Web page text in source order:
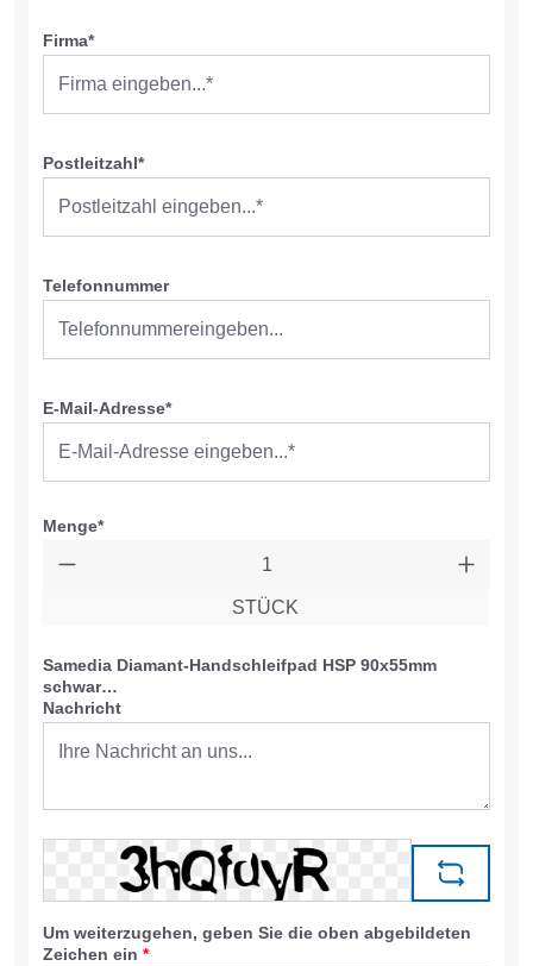
Firma*
Postleitzahl*
Telefonnummer
E-Mail-Adresse*
Menge*
STÜCK
Samedia Diamant-Handschleifpad HSP 90x55mm
schwar…
Nachricht
Um weiterzugehen, geben Sie die oben abgebildeten
Zeichen ein *